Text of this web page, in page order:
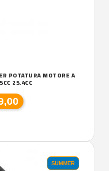
POTATURA MOTORE A
25,4CC
SUMMER